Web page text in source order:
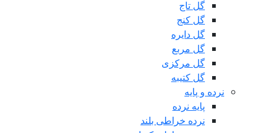
گل تاج
گل کنج
گل دایره
گل مربع
گل مرکزی
گل کتیبه
نرده و پایه
پایه نرده
نرده خراطی بلند